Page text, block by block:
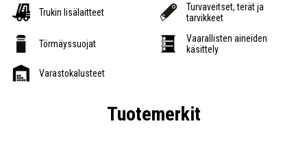
Trukin lisälaitteet
Turvaveitset, terät ja
tarvikkeet
Törmäyssuojat
Vaarallisten aineiden
käsittely
Varastokalusteet
Tuotemerkit